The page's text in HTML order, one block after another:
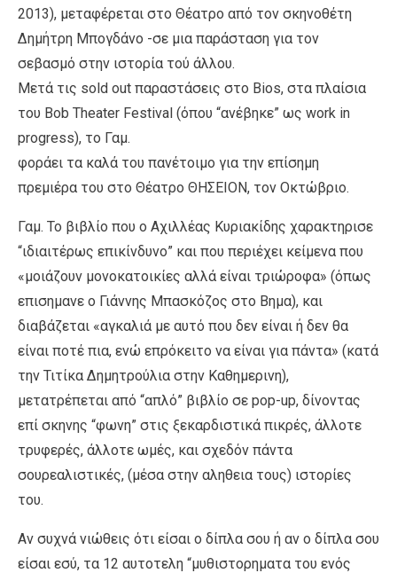
2013), μεταφέρεται στο Θέατρο από τον σκηνοθέτη
Δημήτρη Μπογδάνο -σε μια παράσταση για τον
σεβασμό στην ιστορία τού άλλου.
Μετά τις sold out παραστάσεις στο Bios, στα πλαίσια
του Bob Theater Festival (όπου “ανέβηκε” ως work in
progress), το Γαμ.
φοράει τα καλά του πανέτοιμο για την επίσημη
πρεμιέρα του στο Θέατρο ΘΗΣΕΙΟΝ, τον Οκτώβριο.
Γαμ. Το βιβλίο που ο Αχιλλέας Κυριακίδης χαρακτηρισε
“ιδιαιτέρως επικίνδυνο” και που περιέχει κείμενα που
«μοιάζουν μονοκατοικίες αλλά είναι τριώροφα» (όπως
επισημανε ο Γιάννης Μπασκόζος στο Βημα), και
διαβάζεται «αγκαλιά με αυτό που δεν είναι ή δεν θα
είναι ποτέ πια, ενώ επρόκειτο να είναι για πάντα» (κατά
την Τιτίκα Δημητρούλια στην Καθημερινη),
μετατρέπεται από “απλό” βιβλίο σε pop-up, δίνοντας
επί σκηνης “φωνη” στις ξεκαρδιστικά πικρές, άλλοτε
τρυφερές, άλλοτε ωμές, και σχεδόν πάντα
σουρεαλιστικές, (μέσα στην αληθεια τους) ιστορίες
του.
Αν συχνά νιώθεις ότι είσαι ο δίπλα σου ή αν ο δίπλα σου
είσαι εσύ, τα 12 αυτοτελη “μυθιστορηματα του ενός